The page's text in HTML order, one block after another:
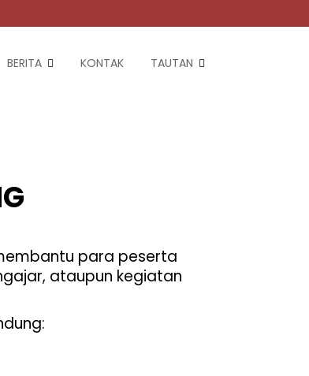
BERITA KONTAK TAUTAN
para peserta
ataupun kegiatan